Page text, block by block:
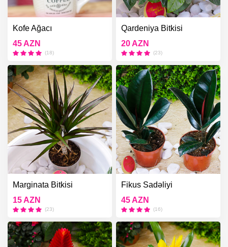
Kofe Ağacı
45 AZN
(18)
Qardeniya Bitkisi
20 AZN
(23)
Marginata Bitkisi
15 AZN
(23)
Fikus Sadəliyi
45 AZN
(16)